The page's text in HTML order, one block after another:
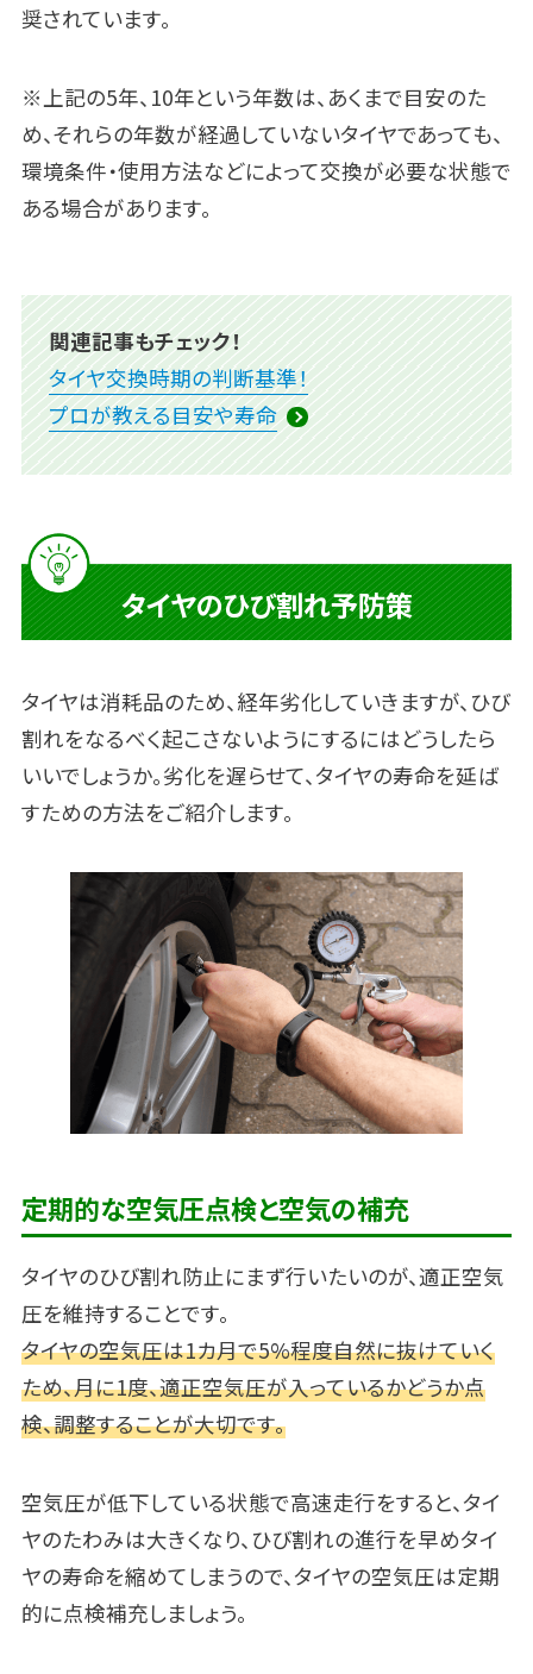
奨されています。
※上記の5年、10年という年数は、あくまで目安のた
め、それらの年数が経過していないタイヤであっても、
環境条件・使用方法などによって交換が必要な状態で
ある場合があります。
関連記事もチェック！
タイヤ交換時期の判断基準！
プロが教える目安や寿命
タイヤのひび割れ予防策
タイヤは消耗品のため、経年劣化していきますが、ひび
割れをなるべく起こさないようにするにはどうしたら
いいでしょうか。劣化を遅らせて、タイヤの寿命を延ば
すための方法をご紹介します。
定期的な空気圧点検と空気の補充
タイヤのひび割れ防止にまず行いたいのが、適正空気
圧を維持することです。
タイヤの空気圧は1カ月で5%程度自然に抜けていく
ため、月に1度、適正空気圧が入っているかどうか点
検、調整することが大切です。
空気圧が低下している状態で高速走行をすると、タイ
ヤのたわみは大きくなり、ひび割れの進行を早めタイ
ヤの寿命を縮めてしまうので、タイヤの空気圧は定期
的に点検補充しましょう。